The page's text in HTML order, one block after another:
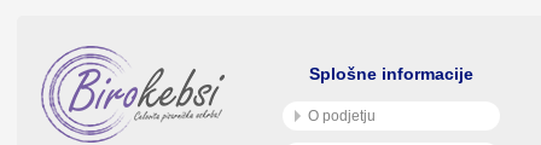
Splošne informacije
O podjetju